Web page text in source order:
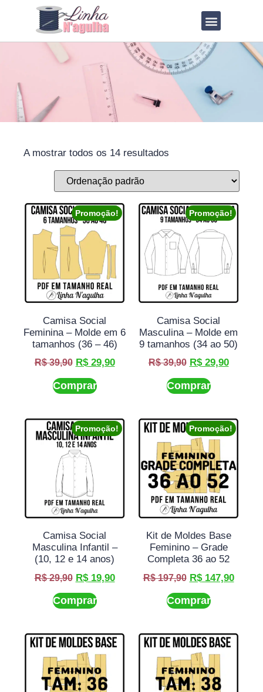
A mostrar todos os 14 resultados
Promoção!
Camisa Social
Feminina – Molde em 6
tamanhos (36 – 46)
R$39,90 R$29,90
Comprar
Promoção!
Camisa Social
Masculina – Molde em
9 tamanhos (34 ao 50)
R$39,90 R$29,90
Comprar
Promoção!
Camisa Social
Masculina Infantil –
(10, 12 e 14 anos)
R$29,90 R$19,90
Comprar
Promoção!
Kit de Moldes Base
Feminino – Grade
Completa 36 ao 52
R$197,90 R$147,90
Comprar